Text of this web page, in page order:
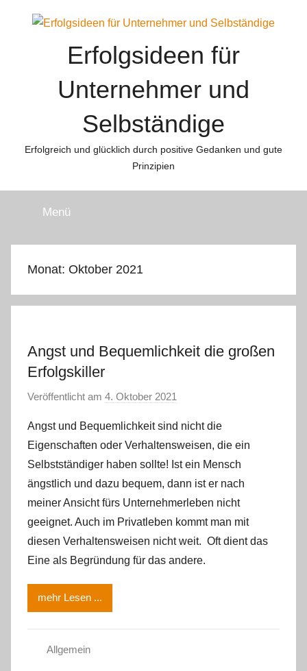
Erfolgsideen für
Unternehmer und
Selbständige
Erfolgreich und glücklich durch positive Gedanken und gute
Prinzipien
Menü
Monat: Oktober 2021
Angst und Bequemlichkeit die großen
Erfolgskiller
Veröffentlicht am 4. Oktober 2021
n
m
m
e
g
e
r
l
Angst und Bequemlichkeit sind nicht die
Eigenschaften oder Verhaltensweisen, die ein
Selbstständiger haben sollte! Ist ein Mensch
ängstlich und dazu bequem, dann ist er nach
meiner Ansicht fürs Unternehmerleben nicht
geeignet. Auch im Privatleben kommt man mit
diesen Verhaltensweisen nicht weit. Oft dient das
Eine als Begründung für das andere.
mehr Lesen ...
Allgemein